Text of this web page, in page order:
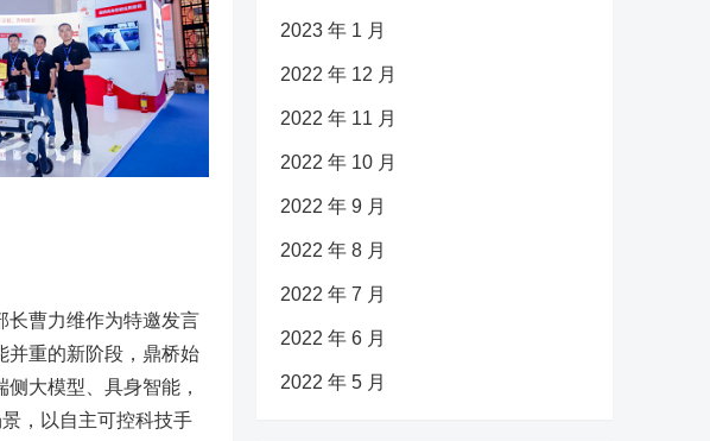
长曹力维作为特邀发言
并重的新阶段，鼎桥始
大模型、具身智能，
，以自主可控科技手
2023 年 1 月
2022 年 12 月
2022 年 11 月
2022 年 10 月
2022 年 9 月
2022 年 8 月
2022 年 7 月
2022 年 6 月
2022 年 5 月